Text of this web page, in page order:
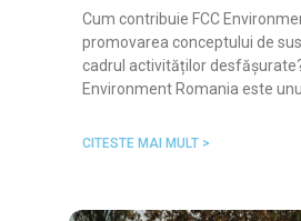
Cum contribuie FCC
promovarea conceptului de
cadrul activităților desfășurate?
Environment Romania este
CITESTE MAI MULT >